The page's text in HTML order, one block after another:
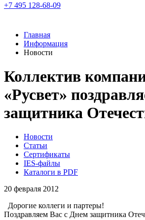
+7 495 128-68-09
Главная
Информация
Новости
Коллектив
«Русвет»
защитника
Новости
Статьи
Сертификаты
IES-файлы
Каталоги в PDF
20 февраля 2012
Дорогие коллеги и партеры!
Поздравляем Вас с Днем защитника